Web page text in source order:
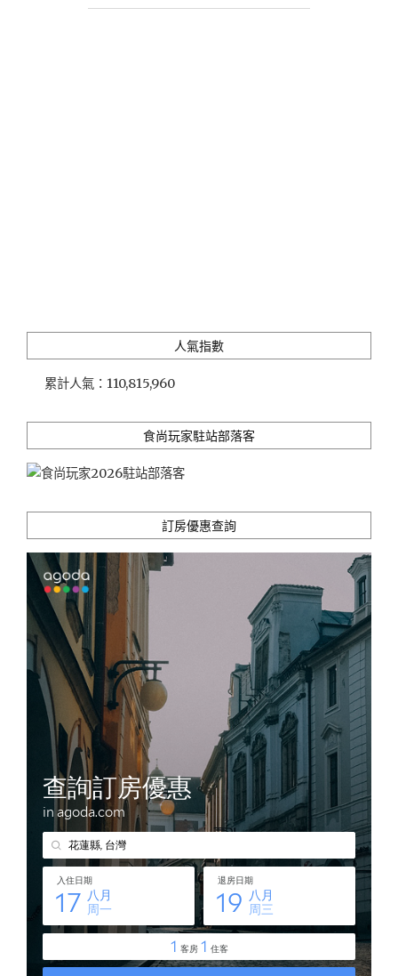
國
人氣指數
累計人氣： 110,815,960
食尚玩家駐站部落客
訂房優惠查詢